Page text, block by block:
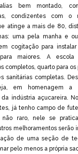
alias bem montado,
condizentes com o
atinge a mais de 80,
uma pela manha e
cogitação para
maiores. A
completos, quarto para os
sanitárias completas.
em homenagem a
da indústria açucareira.
já tenho campo de
não raro, nele se
melhoramentos serão
de uma seção de
pelo menos a própria